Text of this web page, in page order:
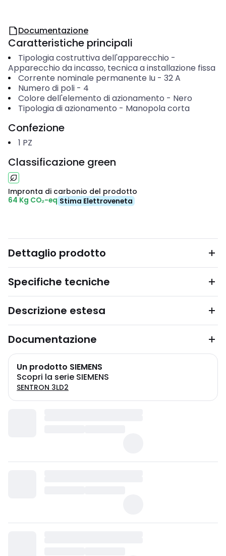
Documentazione
Caratteristiche principali
Tipologia costruttiva dell'apparecchio -
Apparecchio da incasso, tecnica a installazione fissa
Corrente nominale permanente Iu- 32A
Numero di poli- 4
Colore dell'elemento di azionamento - Nero
Tipologia di azionamento - Manopola corta
Confezione
1 PZ
Classificazione green
Impronta di carbonio del prodotto
64 Kg CO₂-eq Stima Elettroveneta
Dettaglio prodotto
Specifiche tecniche
Descrizione estesa
Documentazione
Un prodotto SIEMENS
Scopri la serie SIEMENS
SENTRON 3LD2